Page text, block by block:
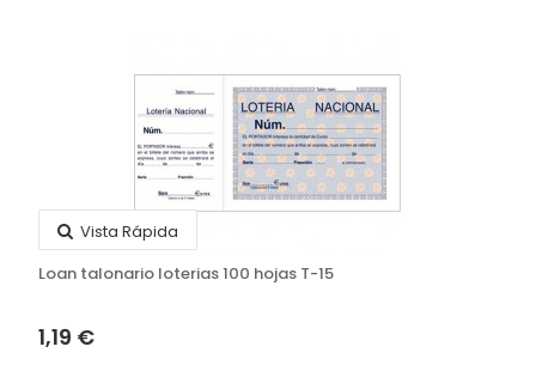
Vista Rápida
Loan talonario loterias 100 hojas T-15
1,19 €